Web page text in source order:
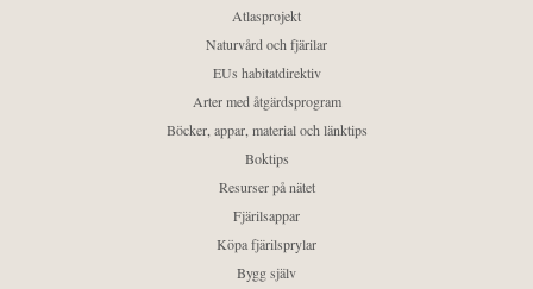
Atlasprojekt
Naturvård och fjärilar
EUs habitatdirektiv
Arter med åtgärdsprogram
Böcker, appar, material och länktips
Boktips
Resurser på nätet
Fjärilsappar
Köpa fjärilsprylar
Bygg själv